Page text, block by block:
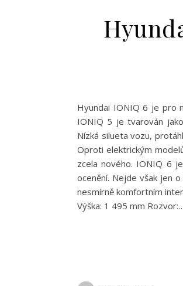
Hyundai IONIQ 6 je pro
IONIQ 5 je tvarován
Nízká silueta vozu,
Oproti elektrickým
zcela nového. IONIQ 6
ocenění. Nejde však jen
nesmírně komfortním
Výška: 1 495 mm